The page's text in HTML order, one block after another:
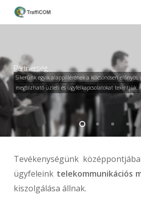
Skip
Partnerség
Sikerünk egyik alappillérének a kölcsönösen
megbízható üzleti és ügyfélkapcsolatokat tekintjük.
Tevékenységünk
ügyfeleink telekommunikációs
kiszolgálása állnak.